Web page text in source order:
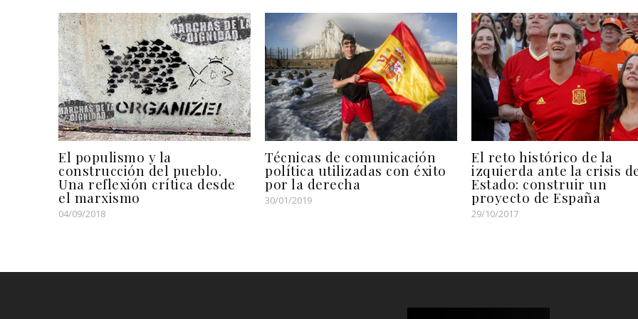
El populismo y la
construcción del pueblo.
Una reflexión crítica desde
el marxismo
04/09/2018
Técnicas de comunicación
política utilizadas con éxito
por la derecha
30/01/2019
El reto histórico de la
izquierda ante la crisis
Estado: construir un
proyecto de España
29/10/2017